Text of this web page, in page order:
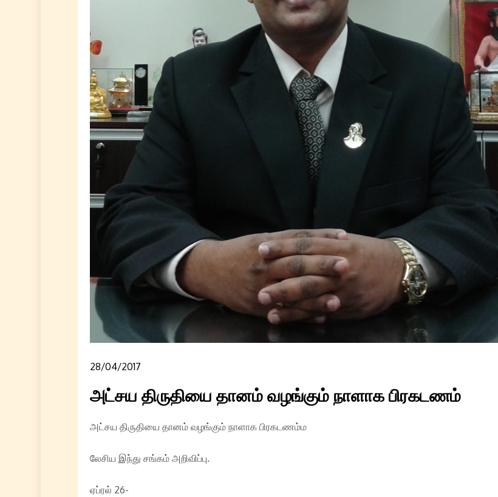
28/04/2017
அட்சய திருதியை தானம் வழங்கும் நாளாக பிரகடணம்
அட்சய திருதியை தானம் வழங்கும் நாளாக பிரகடணம்ம
லேசிய இந்து சங்கம் அறிவிப்பு.
ஏப்ரல் 26-